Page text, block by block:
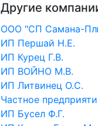
Другие
ООО "СП Самана-
ИП Першай Н.Е.
ИП Курец Г.В.
ИП ВОЙНО М.В.
ИП Литвинец О.С.
ИП Бусел Ф.Г.